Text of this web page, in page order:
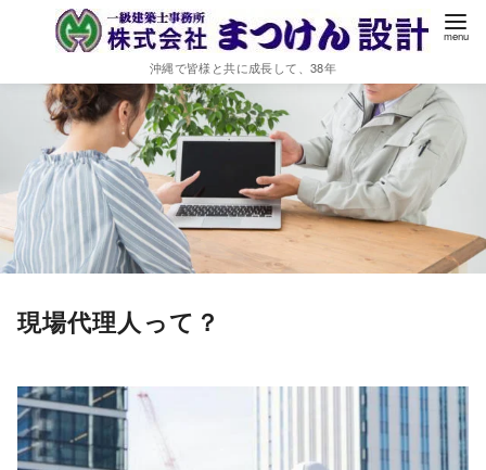
沖縄で皆様と共に成長して、38年
現場代理人って？